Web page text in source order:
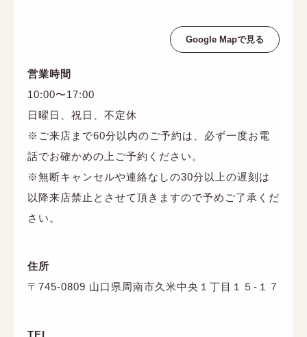
Google Mapで見る
営業時間
10:00〜17:00
日曜日、祝日、不定休
※ご来店まで60分以内のご予約は、必ず一度お電
話でお確かめの上ご予約ください。
※無断キャンセルや連絡なしの30分以上の遅刻は
以降来店禁止とさせて頂きますので予めご了承くだ
さい。
住所
〒745-0809 山口県周南市久米中央１丁目１５-１７
TEL